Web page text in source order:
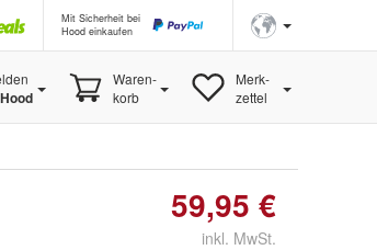
Mit Sicherheit bei
Hood einkaufen
Waren-
korb
Merk-
zettel
59,95 €
inkl. MwSt.